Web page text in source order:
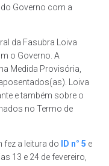
Governo com a
da Fasubra Loiva
o Governo. A
Medida Provisória,
Loiva
e também sobre o
no Termo de
fez a leitura do ID n° 5 e
13 e 24 de fevereiro,